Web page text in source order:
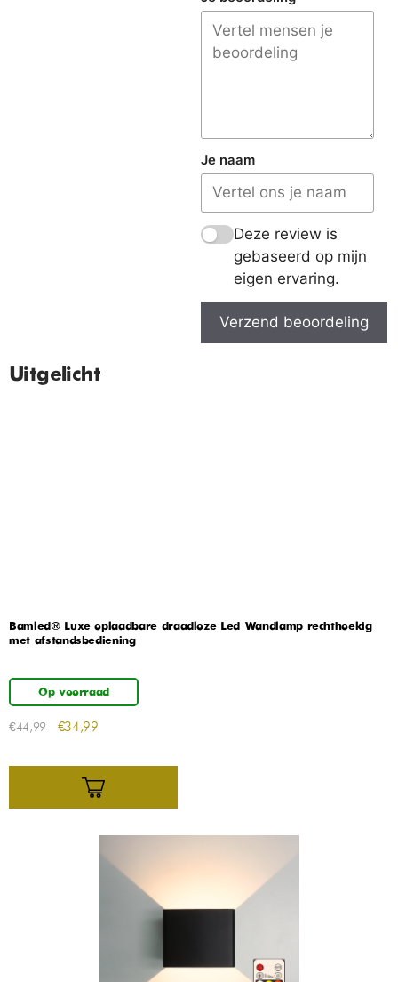
Je naam
Deze review is
gebaseerd op mijn
eigen ervaring.
Verzend beoordeling
Uitgelicht
Bamled® Luxe oplaadbare draadloze Led Wandlamp rechthoekig
met afstandsbediening
Op voorraad
€44,99 €34,99